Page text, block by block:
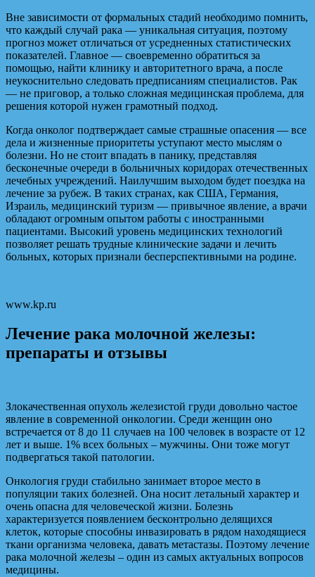
Вне зависимости от формальных стадий необходимо помнить,
что каждый случай рака — уникальная ситуация, поэтому
прогноз может отличаться от усредненных статистических
показателей. Главное — своевременно обратиться за
помощью, найти клинику и авторитетного врача, а после
неукоснительно следовать предписаниям специалистов. Рак
— не приговор, а только сложная медицинская проблема, для
решения которой нужен грамотный подход.
Когда онколог подтверждает самые страшные опасения — все
дела и жизненные приоритеты уступают место мыслям о
болезни. Но не стоит впадать в панику, представляя
бесконечные очереди в больничных коридорах отечественных
лечебных учреждений. Наилучшим выходом будет поездка на
лечение за рубеж. В таких странах, как США, Германия,
Израиль, медицинский туризм — привычное явление, а врачи
обладают огромным опытом работы с иностранными
пациентами. Высокий уровень медицинских технологий
позволяет решать трудные клинические задачи и лечить
больных, которых признали бесперспективными на родине.
www.kp.ru
Лечение рака молочной железы:
препараты и отзывы
Злокачественная опухоль железистой груди довольно частое
явление в современной онкологии. Среди женщин оно
встречается от 8 до 11 случаев на 100 человек в возрасте от 12
лет и выше. 1% всех больных – мужчины. Они тоже могут
подвергаться такой патологии.
Онкология груди стабильно занимает второе место в
популяции таких болезней. Она носит летальный характер и
очень опасна для человеческой жизни. Болезнь
характеризуется появлением бесконтрольно делящихся
клеток, которые способны инвазировать в рядом находящиеся
ткани организма человека, давать метастазы. Поэтому лечение
рака молочной железы – один из самых актуальных вопросов
медицины.